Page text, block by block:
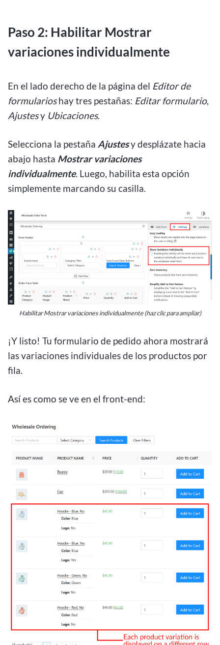
Paso 2: Habilitar Mostrar
variaciones individualmente
En el lado derecho de la página del Editor de
formularioshay tres pestañas: Editar formulario,
Ajustesy Ubicaciones.
Selecciona la pestaña Ajustesy desplázate hacia
abajo hasta Mostrar variaciones
individualmente. Luego, habilita esta opción
simplemente marcando su casilla.
Habilitar Mostrar variaciones individualmente (haz clic para ampliar)
¡Y listo! Tu formulario de pedido ahora mostrará
las variaciones individuales de los productos por
fila.
Así es como se ve en el front-end: